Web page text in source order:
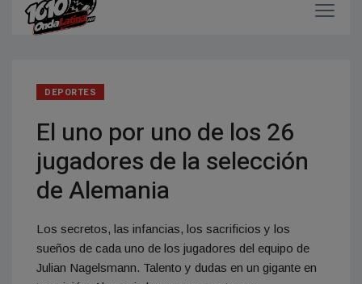
DEPORTES
El uno por uno de los 26
jugadores de la selección
de Alemania
Los secretos, las infancias, los sacrificios y los
sueños de cada uno de los jugadores del equipo de
Julian Nagelsmann. Talento y dudas en un gigante en